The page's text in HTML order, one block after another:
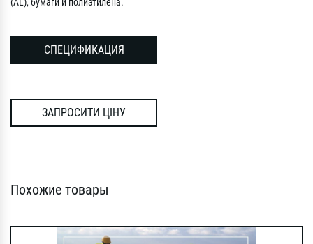
СПЕЦИФИКАЦИЯ
ЗАПРОСИТИ ЦІНУ
Похожие товары